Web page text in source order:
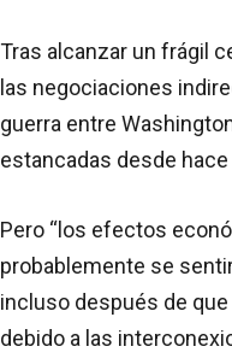
Tras alcanzar un frágil
las negociaciones
guerra entre
estancadas desde
Pero “los efectos
probablemente se
incluso después de que
debido a las